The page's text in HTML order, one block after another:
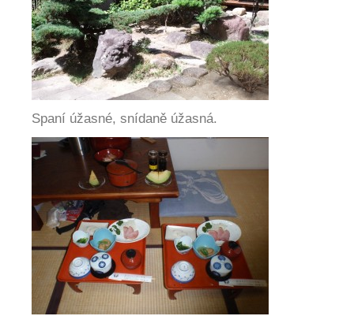
Spaní úžasné, snídaně úžasná.